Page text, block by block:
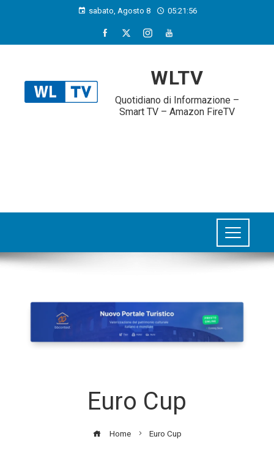
sabato, Agosto 8 05:21:58
WLTV
Quotidiano di Informazione –
Smart TV – Amazon FireTV
Euro Cup
Home Euro Cup